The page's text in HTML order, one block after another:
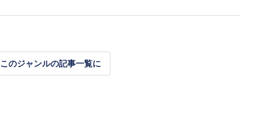
このジャンルの記事一覧に